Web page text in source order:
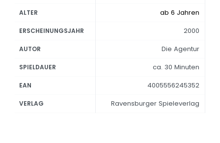
ALTER ab 6 Jahren
ERSCHEINUNGSJAHR 2000
AUTOR Die Agentur
SPIELDAUER ca. 30 Minuten
EAN 4005556245352
VERLAG Ravensburger Spieleverlag